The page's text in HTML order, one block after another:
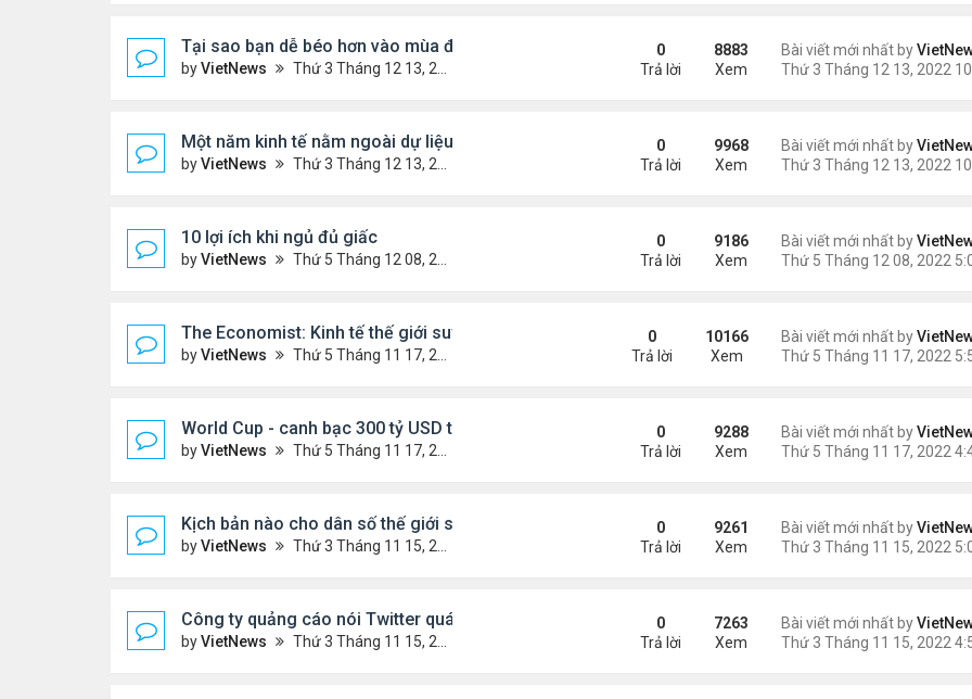
Tại sao bạn dễ béo hơn vào mùa đông?
byVietNews Thứ 3 Tháng 12 13, 2022 10:42 am
Bài viết mới nhất by
0
Trả lời
8883
Xem
Một năm kinh tế nằm ngoài dự liệu của Fed
byVietNews Thứ 3 Tháng 12 13, 2022 10:35 am
Bài viết mới nhất by
0
Trả lời
9968
Xem
10 lợi ích khi ngủ đủ giấc
byVietNews Thứ 5 Tháng 12 08, 2022 5:04 pm
Bài viết mới nhất by
0
Trả lời
9186
Xem
The Economist: Kinh tế thế giới suy thoái vẫn chưa ngăn được lạm phát
byVietNews Thứ 5 Tháng 11 17, 2022 5:51 pm
Bài viết mới nhất by
0
Trả lời
10166
Xem
World Cup - canh bạc 300 tỷ USD thay đổi hình ảnh Qatar
byVietNews Thứ 5 Tháng 11 17, 2022 4:48 pm
Bài viết mới nhất by
0
Trả lời
9288
Xem
Kịch bản nào cho dân số thế giới sau mốc 8 tỷ người?
byVietNews Thứ 3 Tháng 11 15, 2022 5:02 pm
Bài viết mới nhất by
0
Trả lời
9261
Xem
Công ty quảng cáo nói Twitter quá rủi ro
byVietNews Thứ 3 Tháng 11 15, 2022 4:56 pm
Bài viết mới nhất by
0
Trả lời
7263
Xem